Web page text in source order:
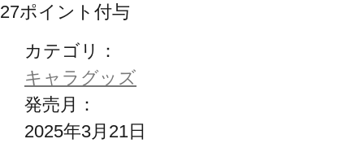
27ポイント付与
カテゴリ：
キャラグッズ
発売月：
2025年3月21日